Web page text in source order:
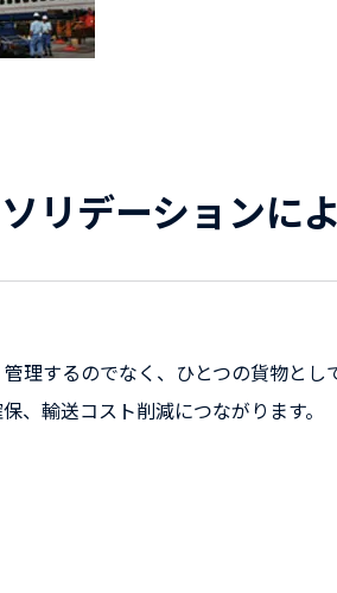
リデーションに
理するのでなく、ひとつの貨物と
、輸送コスト削減につながります。